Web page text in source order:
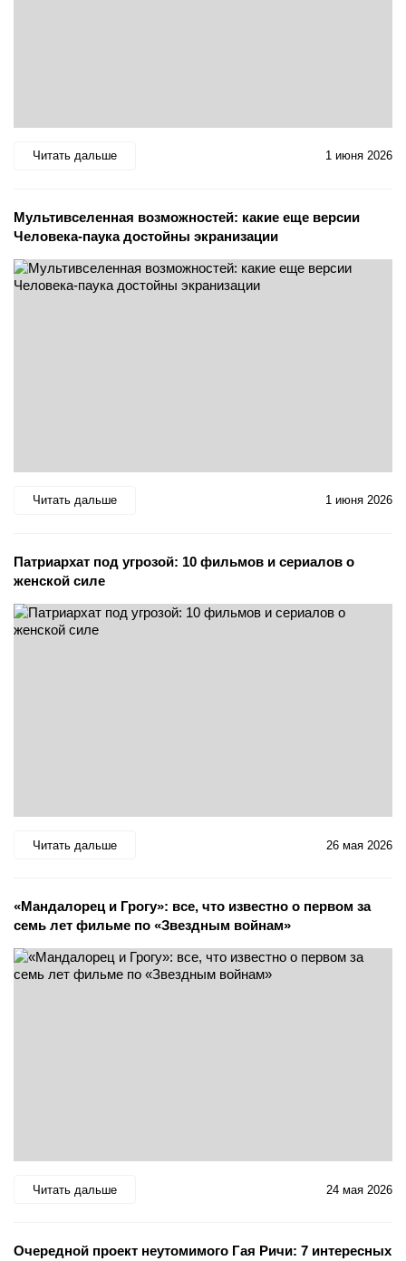
Читать дальше 1 июня 2026
Мультивселенная возможностей: какие еще версии
Человека-паука достойны экранизации
Читать дальше 1 июня 2026
Патриархат под угрозой: 10 фильмов и сериалов о
женской силе
Читать дальше 26 мая 2026
«Мандалорец и Грогу»: все, что известно о первом за
семь лет фильме по «Звездным войнам»
Читать дальше 24 мая 2026
Очередной проект неутомимого Гая Ричи: 7 интересных